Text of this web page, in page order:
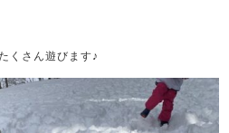
くさん遊びます♪